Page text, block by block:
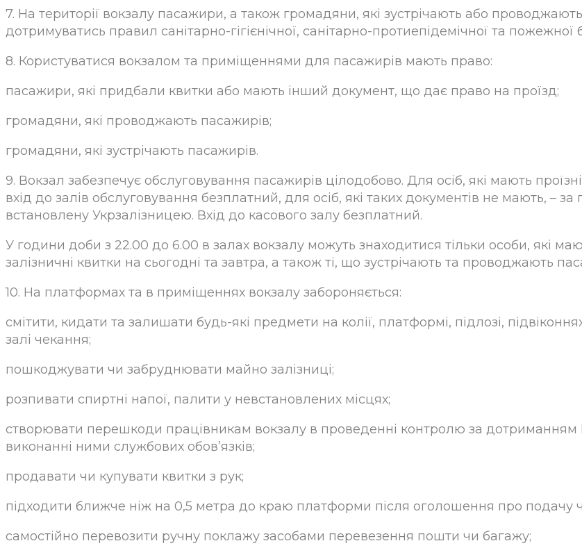
7. На території вокзалу пасажири, а також громадяни, які зустрічають або проводжають
дотримуватись правил санітарно-гігієнічної, санітарно-протиепідемічної та пожежної
8. Користуватися вокзалом та приміщеннями для пасажирів мають право:
пасажири, які придбали квитки або мають інший документ, що дає право на проїзд;
громадяни, які проводжають пасажирів;
громадяни, які зустрічають пасажирів.
9. Вокзал забезпечує обслуговування пасажирів цілодобово. Для осіб, які мають
вхід до залів обслуговування безплатний, для осіб, які таких документів не мають, – за
встановлену Укрзалізницею. Вхід до касового залу безплатний.
У години доби з 22.00 до 6.00 в залах вокзалу можуть знаходитися тільки особи, які
залізничні квитки на сьогодні та завтра, а також ті, що зустрічають та проводжають
10. На платформах та в приміщеннях вокзалу забороняється:
смітити, кидати та залишати будь-які предмети на колії, платформі, підлозі,
залі чекання;
пошкоджувати чи забруднювати майно залізниці;
розпивати спиртні напої, палити у невстановлених місцях;
створювати перешкоди працівникам вокзалу в проведенні контролю за дотриманням
виконанні ними службових обов’язків;
продавати чи купувати квитки з рук;
підходити ближче ніж на 0,5 метра до краю платформи після оголошення про подачу
самостійно перевозити ручну поклажу засобами перевезення пошти чи багажу;